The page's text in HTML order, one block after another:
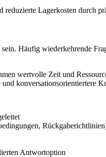
Lagerkosten durch
Häufig wiederkehrende
wertvolle Zeit und
konversationsorientiertere
Antwortoption